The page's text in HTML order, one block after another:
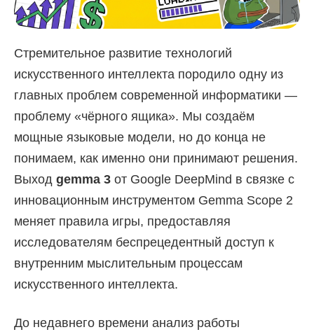
Стремительное развитие технологий
искусственного интеллекта породило одну из
главных проблем современной информатики —
проблему «чёрного ящика». Мы создаём
мощные языковые модели, но до конца не
понимаем, как именно они принимают решения.
Выход gemma 3 от Google DeepMind в связке с
инновационным инструментом Gemma Scope 2
меняет правила игры, предоставляя
исследователям беспрецедентный доступ к
внутренним мыслительным процессам
искусственного интеллекта.
До недавнего времени анализ работы